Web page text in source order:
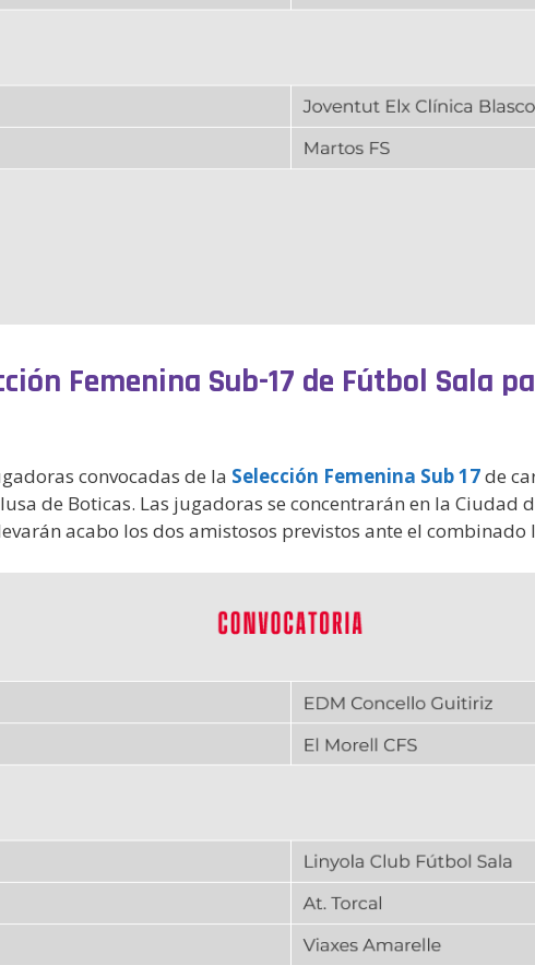
Femenina Sub-17 de Fútbol Sala
convocadas de la Selección Femenina Sub 17de
de Boticas. Las jugadoras se concentrarán en la Ciudad
acabo los dos amistosos previstos ante el combinado